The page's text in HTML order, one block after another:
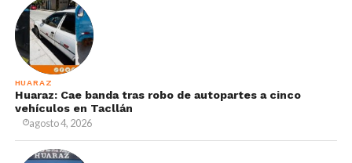
HUARAZ
Huaraz: Cae banda tras robo de autopartes a cinco
vehículos en Tacllán
agosto 4, 2026